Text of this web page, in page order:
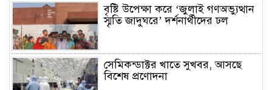
বৃষ্টি উপেক্ষা করে ‘জুলাই গণঅভ্যুত্থান
স্মৃতি জাদুঘরে’ দর্শনার্থীদের ঢল
সেমিকন্ডাক্টর খাতে সুখবর, আসছে
বিশেষ প্রণোদনা